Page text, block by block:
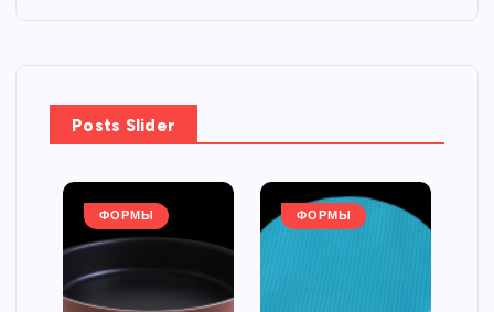
Posts Slider
ФОРМЫ ФОРМЫ